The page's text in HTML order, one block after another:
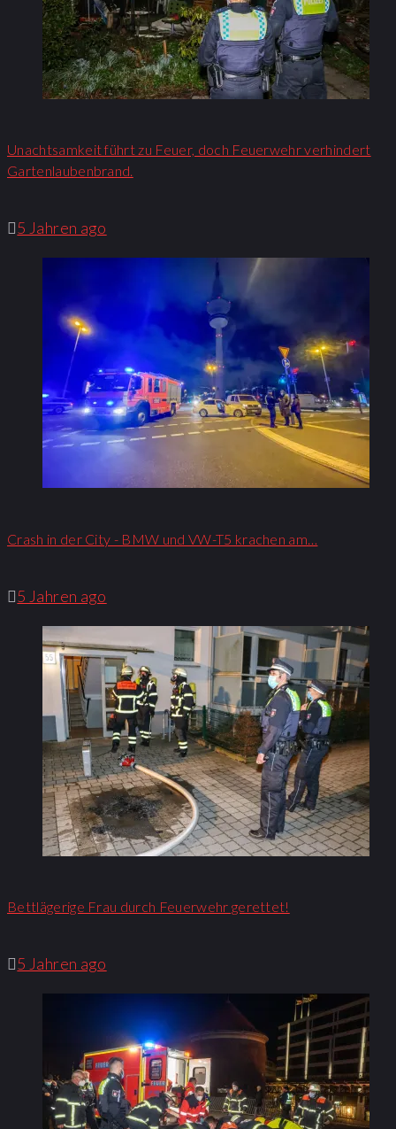
Unachtsamkeit führt zu Feuer, doch Feuerwehr verhindert
Gartenlaubenbrand.
5 Jahren ago
Crash in der City - BMW und VW-T5 krachen am…
5 Jahren ago
Bettlägerige Frau durch Feuerwehr gerettet!
5 Jahren ago